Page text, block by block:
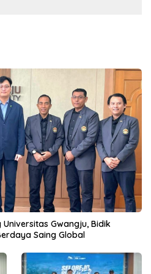
Gwangju, Bidik
Saing Global